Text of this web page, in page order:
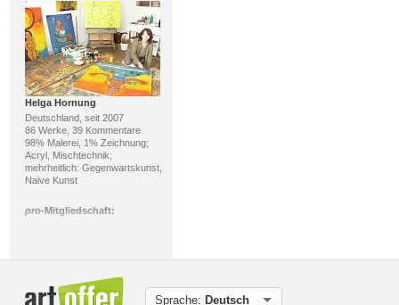
Helga Hornung
Deutschland, seit 2007
86 Werke, 39 Kommentare
98% Malerei, 1% Zeichnung;
Acryl, Mischtechnik;
mehrheitlich: Gegenwartskunst,
Naive Kunst
pro-Mitgliedschaft:
Sprache: Deutsch